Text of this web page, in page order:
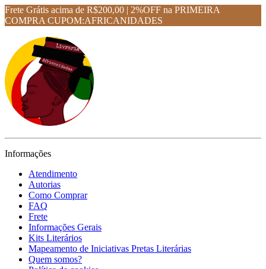
Frete Grátis acima de R$200,00 | 2%OFF na PRIMEIRA
COMPRA CUPOM:AFRICANIDADES
Informações
Atendimento
Autorias
Como Comprar
FAQ
Frete
Informações Gerais
Kits Literários
Mapeamento de Iniciativas Pretas Literárias
Quem somos?